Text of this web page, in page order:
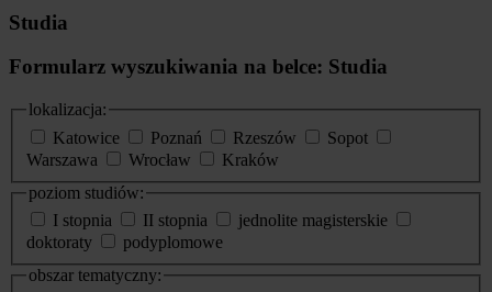
Studia
Formularz wyszukiwania na belce: Studia
lokalizacja:
Katowice
Poznań Rzeszów
Sopot
Warszawa
Wrocław
Kraków
poziom studiów:
I stopnia
II stopnia
jednolite magisterskie
doktoraty
podyplomowe
obszar tematyczny: